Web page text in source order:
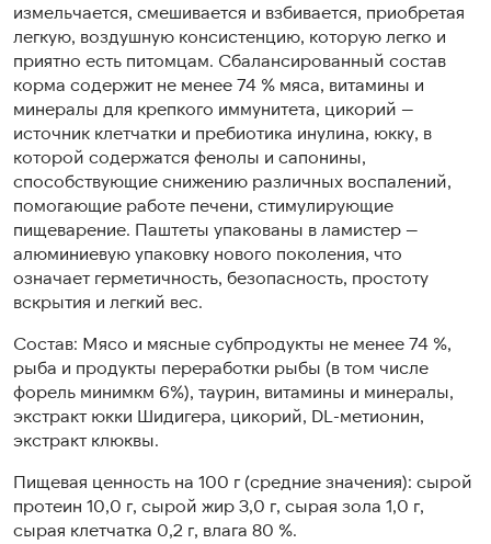
измельчается, смешивается и взбивается, приобретая
легкую, воздушную консистенцию, которую легко и
приятно есть питомцам. Сбалансированный состав
корма содержит не менее 74 % мяса, витамины и
минералы для крепкого иммунитета, цикорий —
источник клетчатки и пребиотика инулина, юкку, в
которой содержатся фенолы и сапонины,
способствующие снижению различных воспалений,
помогающие работе печени, стимулирующие
пищеварение. Паштеты упакованы в ламистер —
алюминиевую упаковку нового поколения, что
означает герметичность, безопасность, простоту
вскрытия и легкий вес.
Состав: Мясо и мясные субпродукты не менее 74 %,
рыба и продукты переработки рыбы (в том числе
форель минимкм 6%), таурин, витамины и минералы,
экстракт юкки Шидигера, цикорий, DL-метионин,
экстракт клюквы.
Пищевая ценность на 100 г (средние значения): сырой
протеин 10,0 г, сырой жир 3,0 г, сырая зола 1,0 г,
сырая клетчатка 0,2 г, влага 80 %.